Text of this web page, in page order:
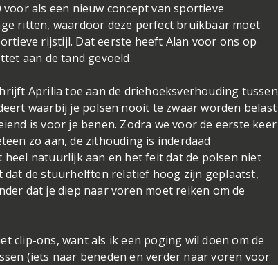
voor als een nieuw concept van sportieve
ritten, waardoor deze perfect bruikbaar moet
rijstijl. Dat eerste heeft Alan voor ons op
aan de tand gevoeld.
Aprilia toe aan de driehoeksverhouding tussen
waarbij je polsen nooit te zwaar worden belast
is voor je benen. Zodra we voor de eerste keer
zo aan, de zithouding is inderdaad
natuurlijk aan en het feit dat de polsen niet
dat de stuurhelften relatief hoog zijn geplaatst,
dat je diep naar voren moet reiken om de
clip-ons, want als ik een poging wil doen om de
(iets naar beneden en verder naar voren voor